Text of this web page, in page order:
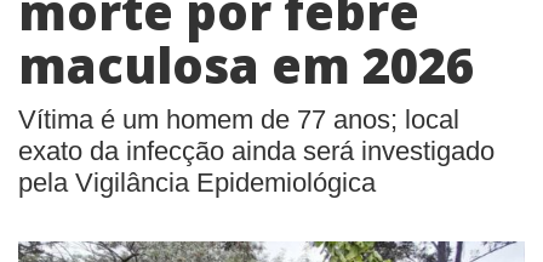
maculosa em 2026
Vítima é um homem de 77 anos; local
exato da infecção ainda será investigado
pela Vigilância Epidemiológica